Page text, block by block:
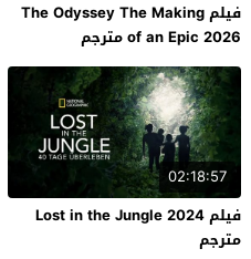
فيلم The Odyssey The Making
of an Epic 2026 مترجم
02:18:57
فيلم Lost in the Jungle 2024
مترجم